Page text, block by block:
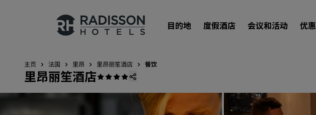
目的地 度假酒店 会议和活动 优惠
我们的品牌
丽笙酒店集团品牌
主页 法国 里昂 里昂丽笙酒店 餐饮
里昂丽笙酒店